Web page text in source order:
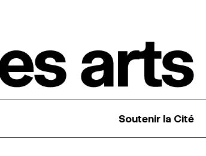
Soutenir la Cité